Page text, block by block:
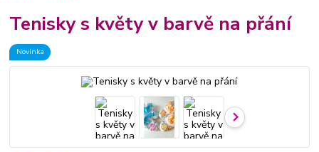
Tenisky s květy v barvě na přání
Novinka